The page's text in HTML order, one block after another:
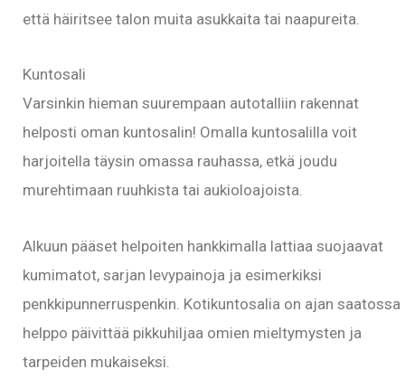
että häiritsee talon muita asukkaita tai naapureita.
Kuntosali
Varsinkin hieman suurempaan autotalliin rakennat
helposti oman kuntosalin! Omalla kuntosalilla voit
harjoitella täysin omassa rauhassa, etkä joudu
murehtimaan ruuhkista tai aukioloajoista.
Alkuun pääset helpoiten hankkimalla lattiaa suojaavat
kumimatot, sarjan levypainoja ja esimerkiksi
penkkipunnerruspenkin. Kotikuntosalia on ajan saatossa
helppo päivittää pikkuhiljaa omien mieltymysten ja
tarpeiden mukaiseksi.